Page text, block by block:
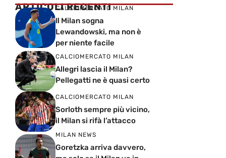
ARTICOLI RECENTI
CALCIOMERCATO MILAN
Il Milan sogna
Lewandowski, ma non è
per niente facile
CALCIOMERCATO MILAN
Allegri lascia il Milan?
Pellegatti ne è quasi certo
CALCIOMERCATO MILAN
Sorloth sempre più vicino,
il Milan si rifà l’attacco
MILAN NEWS
Goretzka arriva davvero,